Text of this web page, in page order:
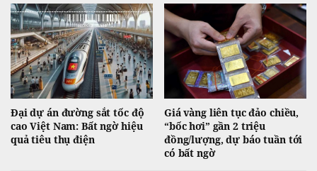
Đại dự án đường sắt tốc độ
cao Việt Nam: Bất ngờ hiệu
quả tiêu thụ điện
Giá vàng liên tục đảo chiều,
“bốc hơi” gần 2 triệu
đồng/lượng, dự báo tuần tới
có bất ngờ